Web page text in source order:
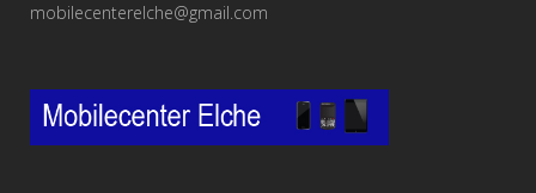
mobilecenterelche@gmail.com